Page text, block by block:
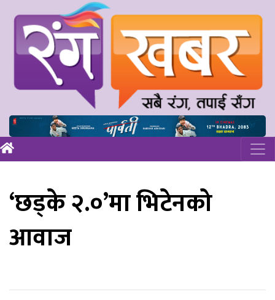
‘छड्के २.०’मा भिटेनको
आवाज